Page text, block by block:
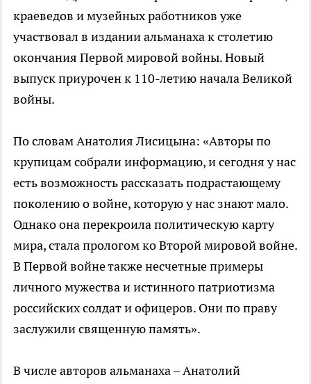
краеведов и музейных работников уже
участвовал в издании альманаха к столетию
окончания Первой мировой войны. Новый
выпуск приурочен к 110-летию начала Великой
войны.
По словам Анатолия Лисицына: «Авторы по
крупицам собрали информацию, и сегодня у нас
есть возможность рассказать подрастающему
поколению о войне, которую у нас знают мало.
Однако она перекроила политическую карту
мира, стала прологом ко Второй мировой войне.
В Первой войне также несчетные примеры
личного мужества и истинного патриотизма
российских солдат и офицеров. Они по праву
заслужили священную память».
В числе авторов альманаха – Анатолий